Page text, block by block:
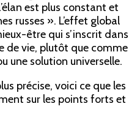
est plus constant et
russes ». L’effet global
être qui s’inscrit dans
de vie, plutôt que comme
une solution universelle.
précise, voici ce que les
sur les points forts et